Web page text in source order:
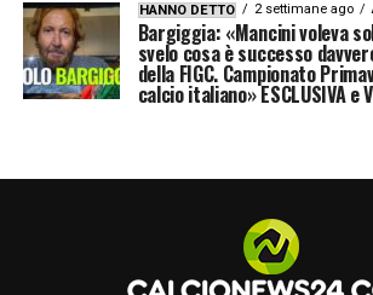
HANNO DETTO 2 settimane ago
Bargiggia: «Mancini voleva
svelo cosa è successo
della FIGC. Campionato
calcio italiano» ESCLUSIVA e